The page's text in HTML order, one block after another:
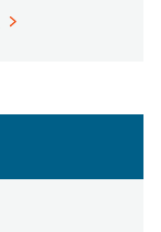
Länk till annan